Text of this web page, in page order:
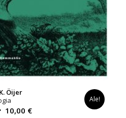
Öijer
10,00 €Nykyinen
Ale!